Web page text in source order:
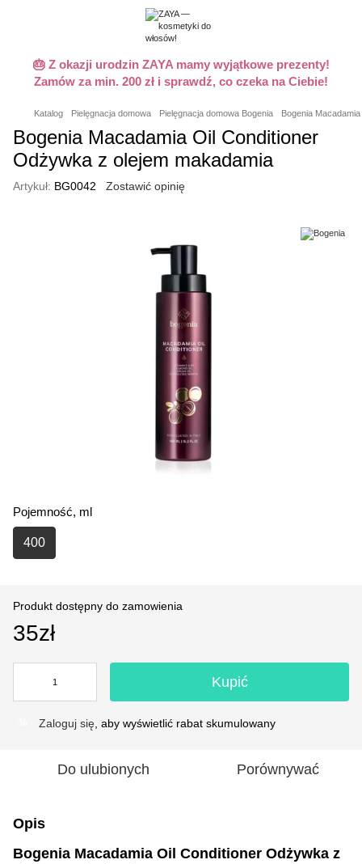
🎂 Z okazji urodzin ZAYA mamy wyjątkowe prezenty!
Zamów za min. 200 zł i sprawdź, co czeka na Ciebie!
Katalog Pielęgnacja domowa Pielęgnacja domowa Bogenia Bogenia
Bogenia Macadamia Oil Conditioner
Odżywka z olejem makadamia
Artykuł: BG0042 Zostawić opinię
Pojemność, ml
400
Produkt dostępny do zamowienia
35zł
Kupić
Zaloguj się , aby wyświetlić rabat skumulowany
Do ulubionych Porównywać
Opis
Bogenia Macadamia Oil Conditioner Odżywka z